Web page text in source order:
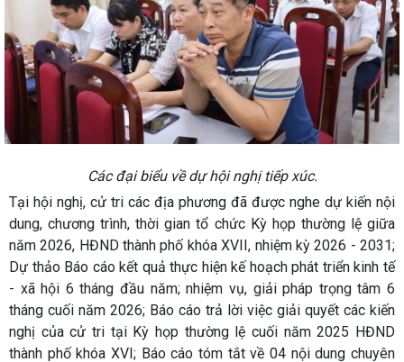
Các đại biểu về dự hội nghị tiếp xúc.
Tại hội nghị, cử tri các địa phương đã được nghe dự kiến nội
dung, chương trình, thời gian tổ chức Kỳ họp thường lệ giữa
năm 2026, HĐND thành phố khóa XVII, nhiệm kỳ 2026 - 2031;
Dự thảo Báo cáo kết quả thực hiện kế hoạch phát triển kinh tế
- xã hội 6 tháng đầu năm; nhiệm vụ, giải pháp trọng tâm 6
tháng cuối năm 2026; Báo cáo trả lời việc giải quyết các kiến
nghị của cử tri tại Kỳ họp thường lệ cuối năm 2025 HĐND
thành phố khóa XVI; Báo cáo tóm tắt về 04 nội dung chuyên